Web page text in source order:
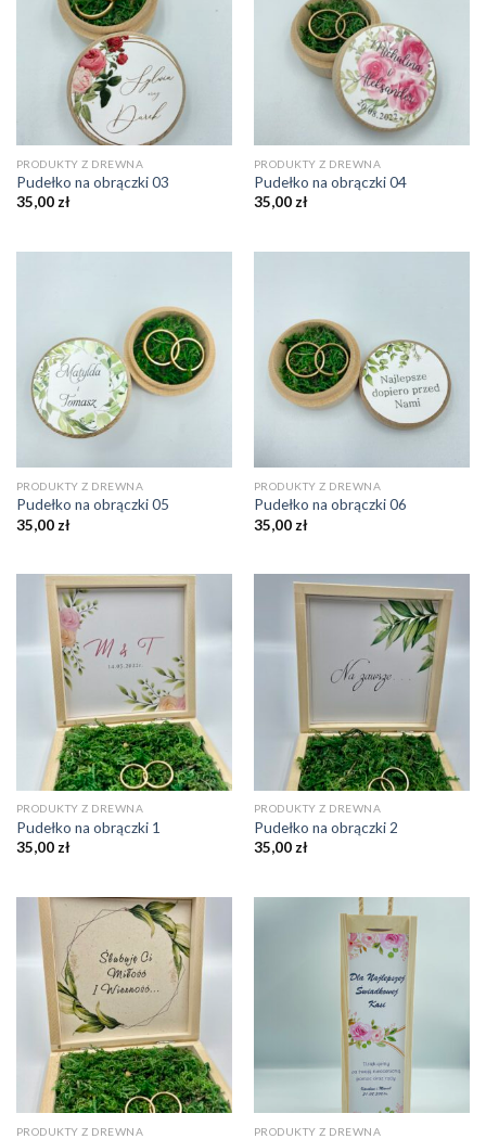
PRODUKTY Z DREWNA
Pudełko na obrączki 03
35,00zł
PRODUKTY Z DREWNA
Pudełko na obrączki 04
35,00zł
PRODUKTY Z DREWNA
Pudełko na obrączki 05
35,00 zł
PRODUKTY Z DREWNA
Pudełko na obrączki 06
35,00 zł
PRODUKTY Z DREWNA
Pudełko na obrączki 1
35,00 zł
PRODUKTY Z DREWNA
Pudełko na obrączki 2
35,00 zł
PRODUKTY Z DREWNA PRODUKTY Z DREWNA